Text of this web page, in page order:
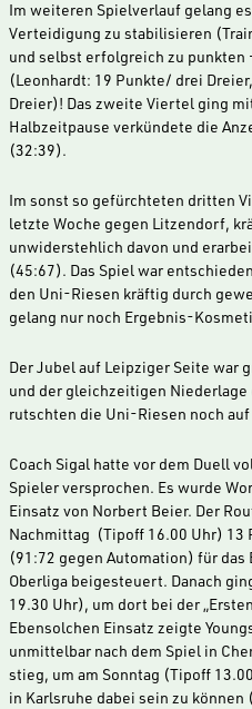
Im weiteren Spielverlauf gelang
Verteidigung zu stabilisieren
und selbst erfolgreich zu punkten
(Leonhardt: 19 Punkte/ drei
Dreier)! Das zweite Viertel ging
Halbzeitpause verkündete die
(32:39).
Im sonst so gefürchteten dritten
letzte Woche gegen Litzendorf,
unwiderstehlich davon und
(45:67). Das Spiel war
den Uni-Riesen kräftig durch
gelang nur noch Ergebnis-
Der Jubel auf Leipziger Seite war
und der gleichzeitigen
rutschten die Uni-Riesen noch
Coach Sigal hatte vor dem Duell
Spieler versprochen. Es wurde
Einsatz von Norbert Beier. Der
Nachmittag (Tipoff 16.00 Uhr) 13
(91:72 gegen Automation) für
Oberliga beigesteuert. Danach
19.30 Uhr), um dort bei der
Ebensolchen Einsatz zeigte
unmittelbar nach dem Spiel in
stieg, um am Sonntag (Tipoff
in Karlsruhe dabei sein zu